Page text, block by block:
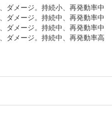
ダメージ。持続小、再発動率中
ダメージ。持続中、再発動率中
ダメージ。持続中、再発動率中
ダメージ。持続中、再発動率高